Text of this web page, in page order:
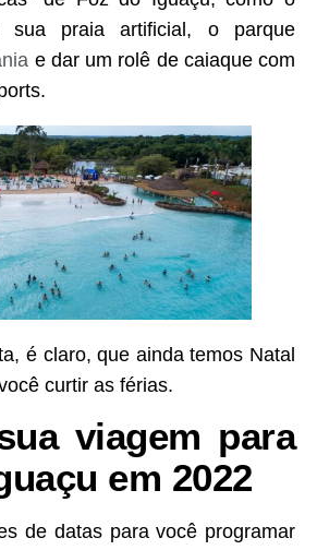
sua praia artificial, o parque
e dar um rolê de caiaque com
é claro, que ainda temos Natal
curtir as férias.
viagem para
em 2022
de datas para você programar